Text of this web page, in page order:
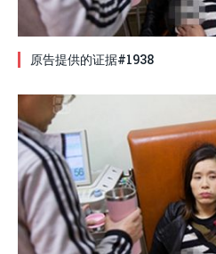
原告提供的证据#1938